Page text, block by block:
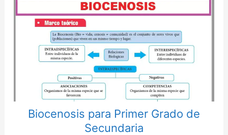
Biocenosis para Primer Grado de
Secundaria